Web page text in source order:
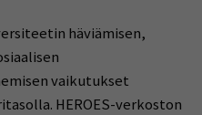
häviämisen,
vaikutukset
HEROES-verkoston